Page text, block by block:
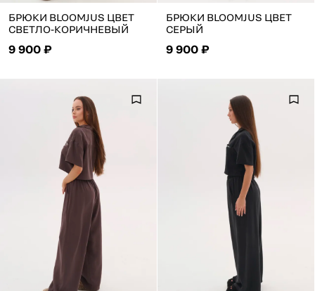
БРЮКИ BLOOMJUS ЦВЕТ
СВЕТЛО-КОРИЧНЕВЫЙ
9 900 ₽
БРЮКИ BLOOMJUS ЦВЕТ
СЕРЫЙ
9 900 ₽